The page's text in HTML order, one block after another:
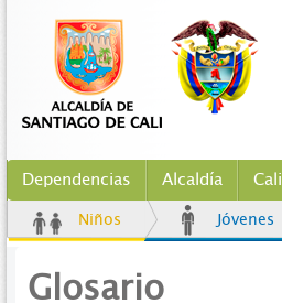
Dependencias Alcaldía Cali
Niños Jóvenes
Glosario